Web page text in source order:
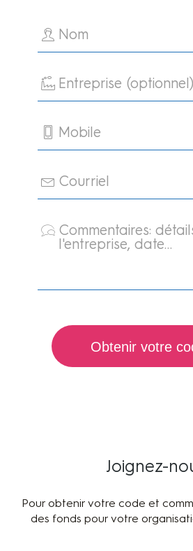
Nom
Entreprise (optionnel)
Mobile
Courriel
Commentaires:
l'entreprise, date…
Obtenir votre
Joignez-
Pour obtenir votre code et
des fonds pour votre